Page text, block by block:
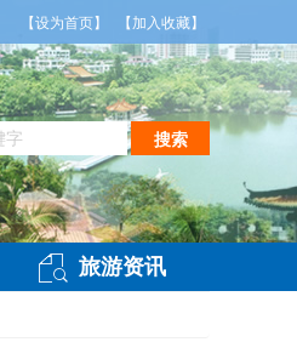
，气温26到35度，相对湿度70%到95%。
【设为首页】 【加入收藏】
搜索
旅游资讯